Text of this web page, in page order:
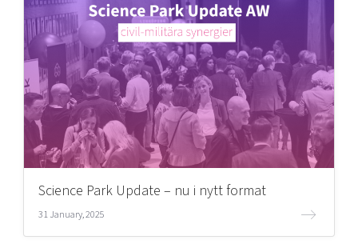
Science Park Update – nu i nytt format
31 January, 2025